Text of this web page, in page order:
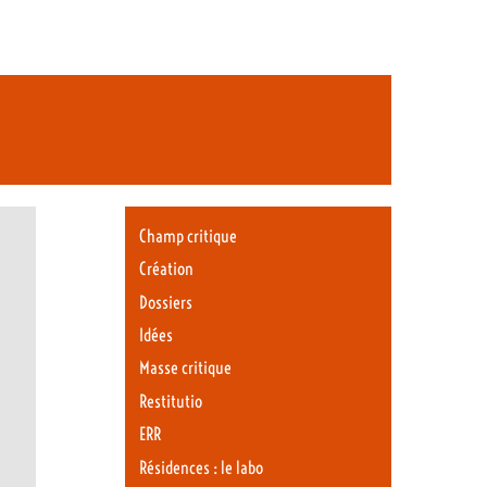
Champ critique
Création
Dossiers
Idées
Masse critique
Restitutio
ERR
Résidences : le labo